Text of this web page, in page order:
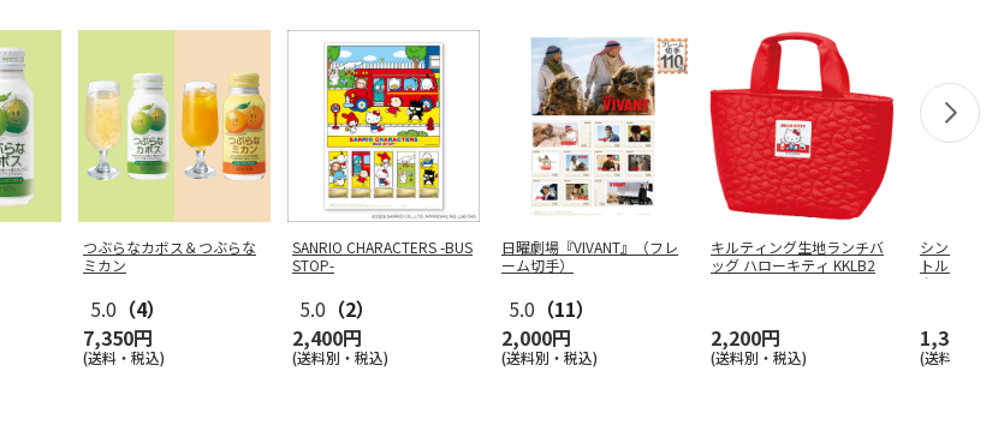
つぶらなカボス＆つぶらな
ミカン
5.0 （4）
7,350円
(送料・税込)
SANRIO CHARACTERS -BUS
STOP-
5.0 （2）
2,400円
(送料別・税込)
日曜劇場『VIVANT』（フレ
ーム切手）
5.0 （11）
2,000円
(送料別・税込)
キルティング生地ランチバ
ッグ ハローキティ KKLB2
2,200円
(送料別・税込)
シンプルデ
トル 400ml
ク
1,375円
(送料別・税